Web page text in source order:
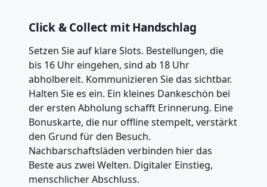
Click & Collect mit Handschlag
Setzen Sie auf klare Slots. Bestellungen, die
bis 16 Uhr eingehen, sind ab 18 Uhr
abholbereit. Kommunizieren Sie das sichtbar.
Halten Sie es ein. Ein kleines Dankeschön bei
der ersten Abholung schafft Erinnerung. Eine
Bonuskarte, die nur offline stempelt, verstärkt
den Grund für den Besuch.
Nachbarschaftsläden verbinden hier das
Beste aus zwei Welten. Digitaler Einstieg,
menschlicher Abschluss.